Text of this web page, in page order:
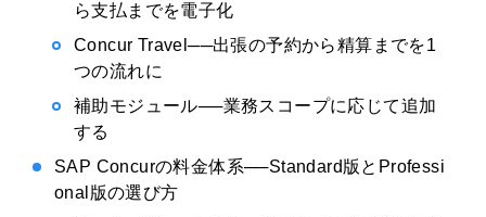
ら支払までを電子化
Concur Travel──出張の予約から精算までを1
つの流れに
補助モジュール──業務スコープに応じて追加
する
SAP Concurの料金体系──Standard版とProfessi
onal版の選び方